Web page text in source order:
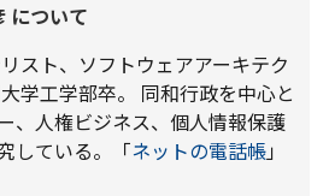
について
スト、ソフトウェアアーキテク
部卒。 同和行政を中心と
、人権ビジネス、個人情報保護
している。「ネットの電話帳」